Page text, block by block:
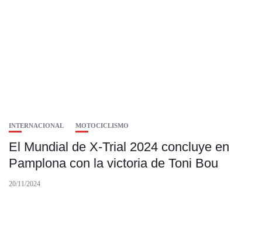
INTERNACIONAL MOTOCICLISMO
El Mundial de X-Trial 2024 concluye en
Pamplona con la victoria de Toni Bou
20/11/2024